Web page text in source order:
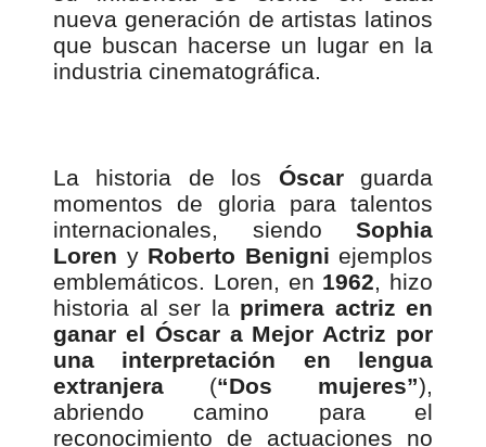
nueva generación de artistas latinos
que buscan hacerse un lugar en la
industria cinematográfica.
La historia de los Óscarguarda
momentos de gloria para talentos
internacionales, siendo Sophia
Loren y Roberto Benigni ejemplos
emblemáticos. Loren, en 1962, hizo
historia al ser la primera actriz en
ganar el Óscar a Mejor Actriz por
una interpretación en lengua
extranjera (“Dos mujeres”),
abriendo camino para el
reconocimiento de actuaciones no